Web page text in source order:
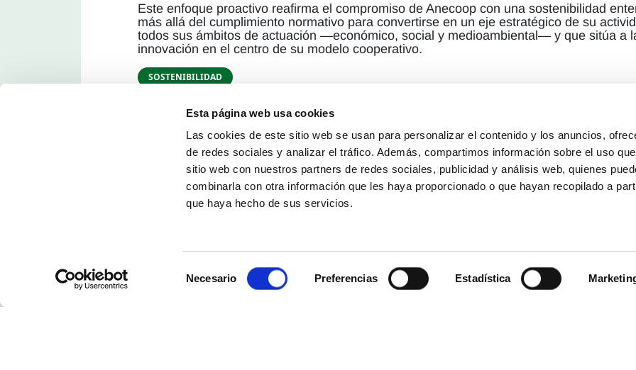
Esta página web usa cookies
Las cookies de este sitio web se usan para personalizar el contenido y los anuncios,
de redes sociales y analizar el tráfico. Además, compartimos información sobre el uso
sitio web con nuestros partners de redes sociales, publicidad y análisis web, quienes
combinarla con otra información que les haya proporcionado o que hayan recopilado a
que haya hecho de sus servicios.
Necesario Preferencias Estadística
Este enfoque proactivo reafirma el compromiso de Anecoop con una sostenibilidad
más allá del cumplimiento normativo para convertirse en un eje estratégico de su
todos sus ámbitos de actuación —económico, social y medioambiental— y que sitúa a
innovación en el centro de su modelo cooperativo.
SOSTENIBILIDAD